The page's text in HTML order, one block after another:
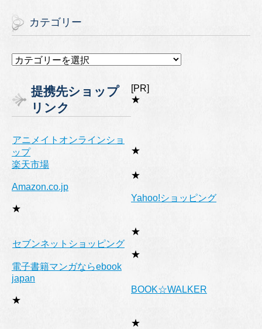
カテゴリー
カ
リ
ー
提携先ショップ
リンク
[PR]
★
アニメイトオンラインショ
ップ
★
楽天市場
★
Amazon.co.jp
★
Yahoo!ショッピング
★
セブンネットショッピング
★
電子書籍マンガならebook
japan
★
BOOK☆WALKER
★